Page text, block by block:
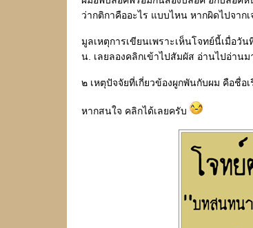
ว่ากติกาคืออะไร แบบไหน หากผิดไปจา
มูลเหตุการเขียนเพราะเห็นโจทย์นี้เมื่อ
น. เลยลองคลิกเข้าไปสัมผัส อ่านไปอ่าน
๒ เหตุปัจจัยที่เกี่ยวข้องผูกพันกับผม คือชื่อ
หากสนใจ คลิกได้เลยครับ